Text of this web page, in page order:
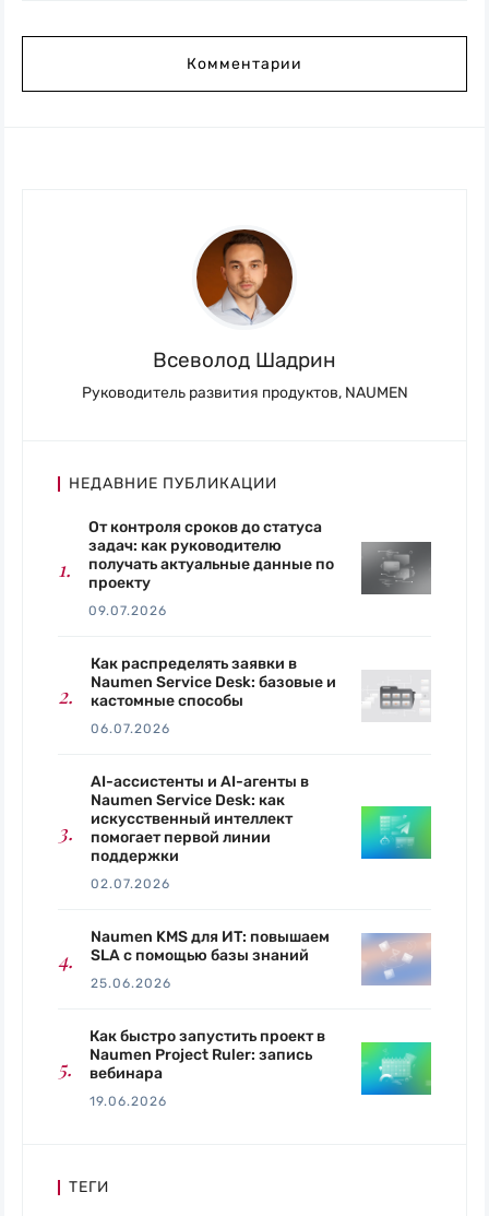
Комментарии
Всеволод Шадрин
Руководитель развития продуктов, NAUMEN
НЕДАВНИЕ ПУБЛИКАЦИИ
От контроля сроков до статуса
задач: как руководителю
получать актуальные данные по
проекту
09.07.2026
Как распределять заявки в
Naumen Service Desk: базовые и
кастомные способы
06.07.2026
AI-ассистенты и AI-агенты в
Naumen Service Desk: как
искусственный интеллект
помогает первой линии
поддержки
02.07.2026
Naumen KMS для ИТ: повышаем
SLA с помощью базы знаний
25.06.2026
Как быстро запустить проект в
Naumen Project Ruler: запись
вебинара
19.06.2026
ТЕГИ